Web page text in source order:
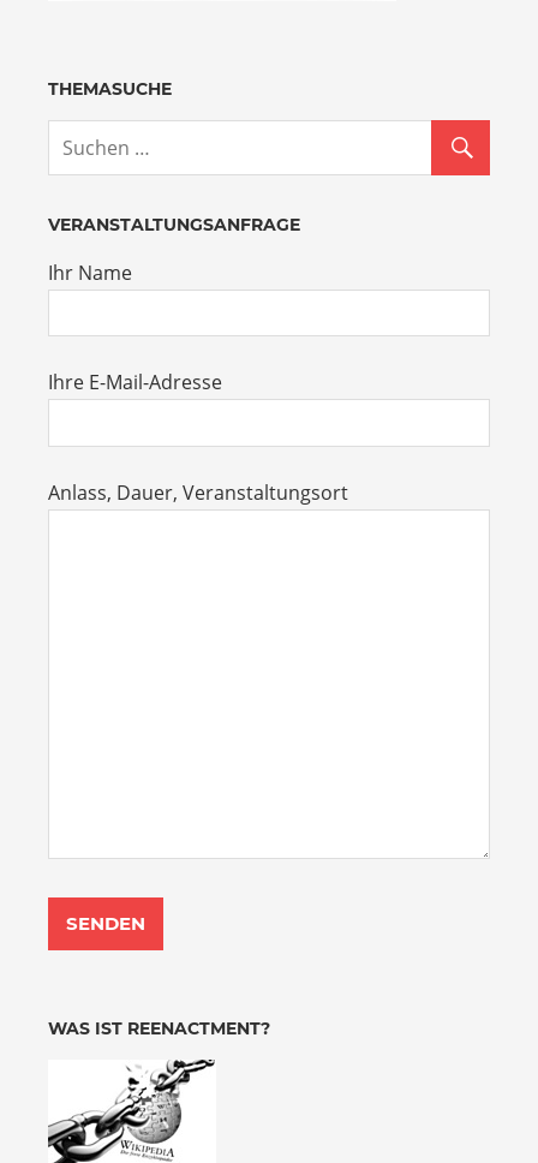
THEMASUCHE
VERANSTALTUNGSANFRAGE
Ihr Name
Ihre E-Mail-Adresse
Anlass, Dauer, Veranstaltungsort
WAS IST REENACTMENT?